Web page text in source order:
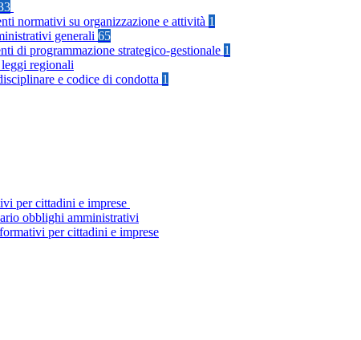
normativi su organizzazione e attività 1
generali 65
di programmazione strategico-gestionale 1
leggi regionali
e codice di condotta 1
per cittadini e imprese
obblighi amministrativi
per cittadini e imprese